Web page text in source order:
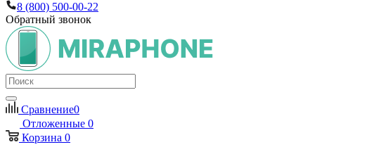
8 (800) 500-00-22
Обратный звонок
Сравнение0
Отложенные 0
Корзина 0